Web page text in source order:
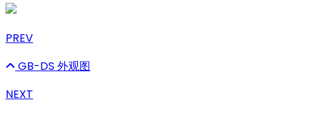
PREV
GB-DS 外观图
NEXT